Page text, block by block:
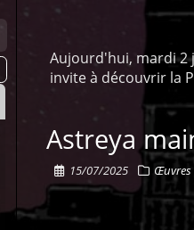
Aujourd'hui, mardi 2
invite à découvrir la
Astreya
15/07/2025 Œuvres